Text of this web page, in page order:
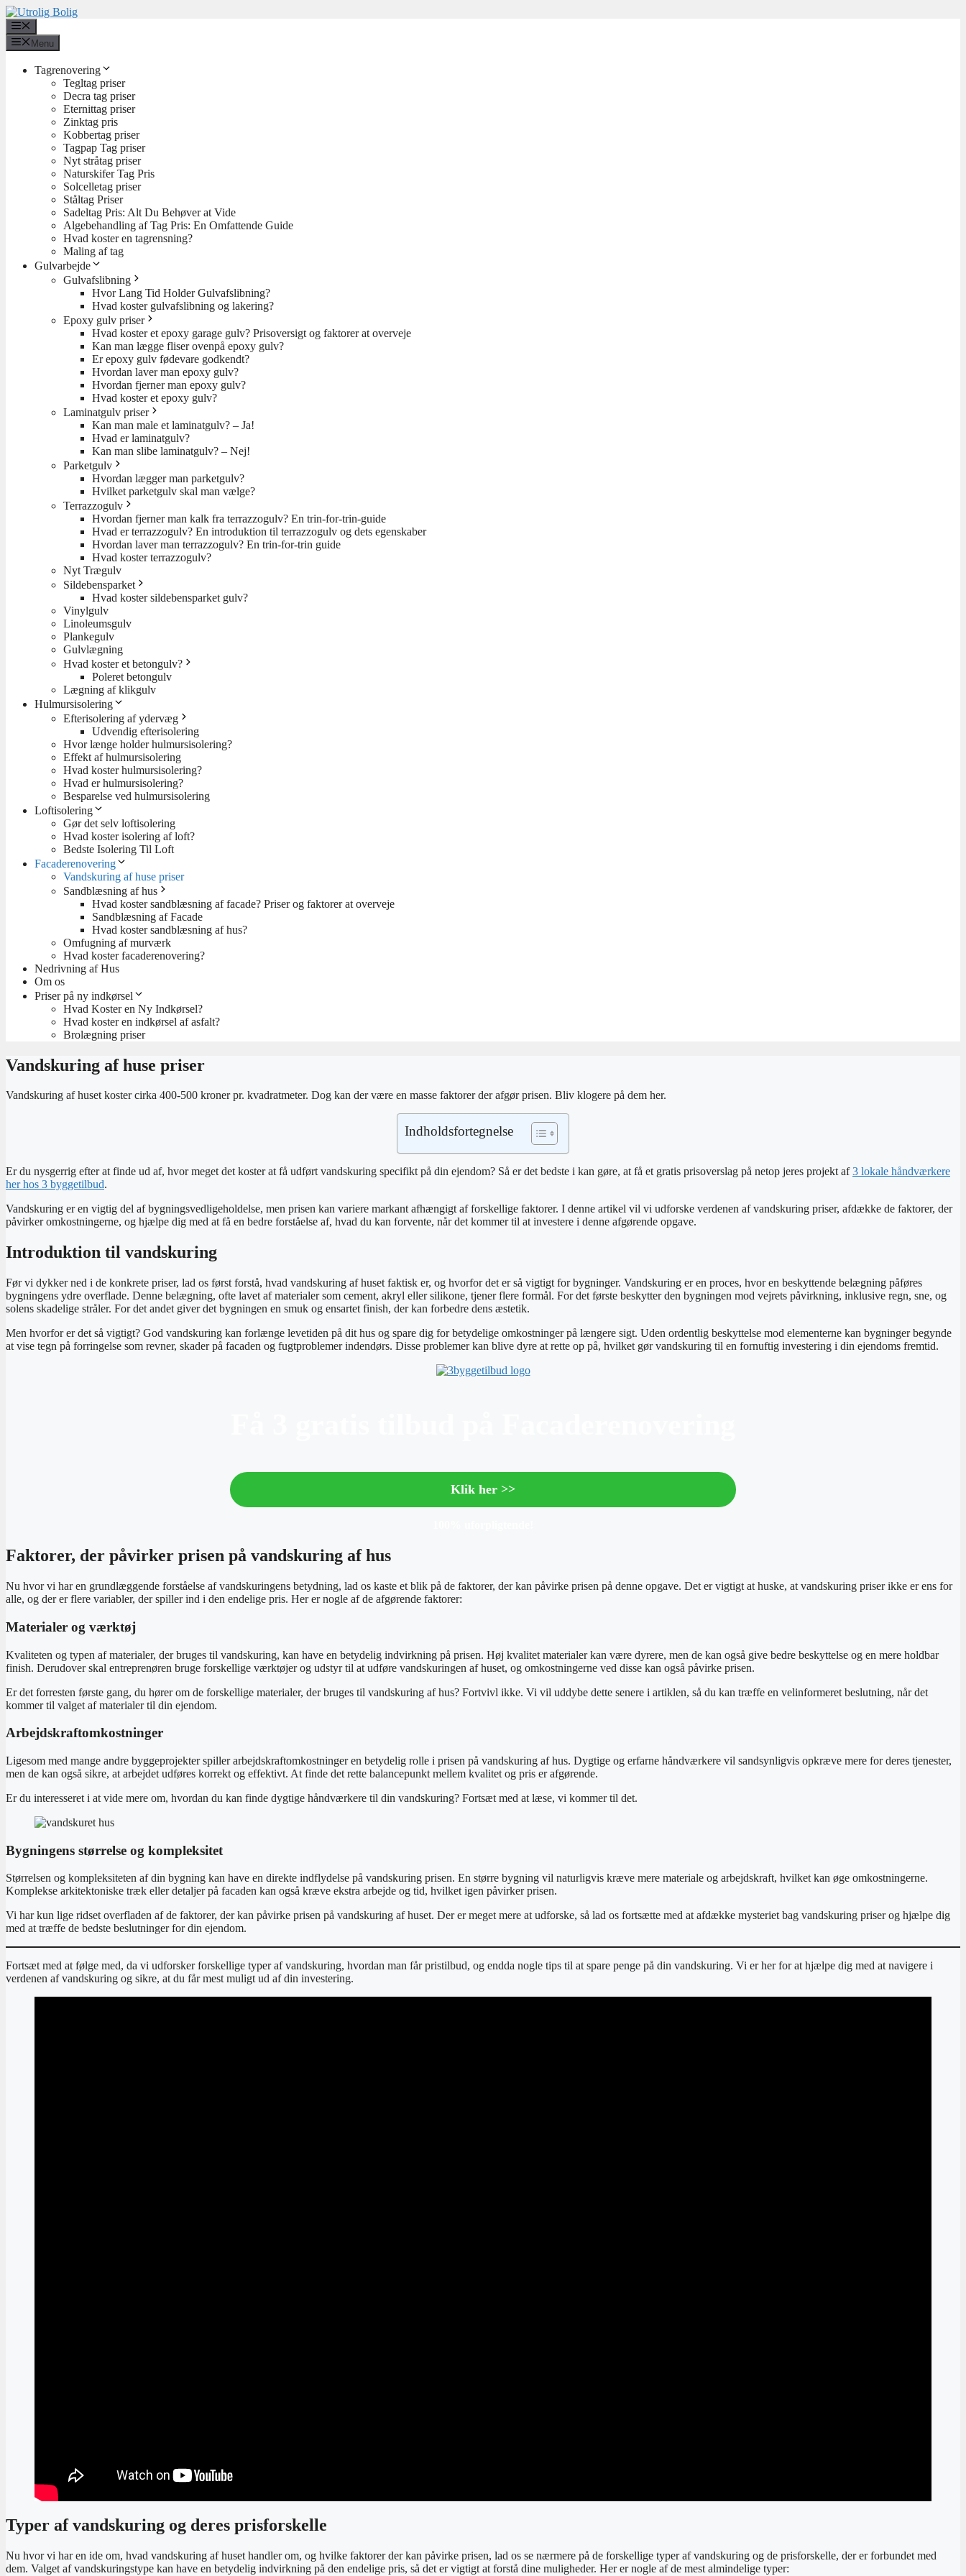
Hop
til
indhold
Menu
Tagrenovering
Tegltag priser
Decra tag priser
Eternittag priser
Zinktag pris
Kobbertag priser
Tagpap Tag priser
Nyt stråtag priser
Naturskifer Tag Pris
Solcelletag priser
Ståltag Priser
Sadeltag Pris: Alt Du Behøver at Vide
Algebehandling af Tag Pris: En Omfattende Guide
Hvad koster en tagrensning?
Maling af tag
Gulvarbejde
Gulvafslibning
Hvor Lang Tid Holder Gulvafslibning?
Hvad koster gulvafslibning og lakering?
Epoxy gulv priser
Hvad koster et epoxy garage gulv? Prisoversigt og faktorer at overveje
Kan man lægge fliser ovenpå epoxy gulv?
Er epoxy gulv fødevare godkendt?
Hvordan laver man epoxy gulv?
Hvordan fjerner man epoxy gulv?
Hvad koster et epoxy gulv?
Laminatgulv priser
Kan man male et laminatgulv? – Ja!
Hvad er laminatgulv?
Kan man slibe laminatgulv? – Nej!
Parketgulv
Hvordan lægger man parketgulv?
Hvilket parketgulv skal man vælge?
Terrazzogulv
Hvordan fjerner man kalk fra terrazzogulv? En trin-for-trin-guide
Hvad er terrazzogulv? En introduktion til terrazzogulv og dets egenskaber
Hvordan laver man terrazzogulv? En trin-for-trin guide
Hvad koster terrazzogulv?
Nyt Trægulv
Sildebensparket
Hvad koster sildebensparket gulv?
Vinylgulv
Linoleumsgulv
Plankegulv
Gulvlægning
Hvad koster et betongulv?
Poleret betongulv
Lægning af klikgulv
Hulmursisolering
Efterisolering af ydervæg
Udvendig efterisolering
Hvor længe holder hulmursisolering?
Effekt af hulmursisolering
Hvad koster hulmursisolering?
Hvad er hulmursisolering?
Besparelse ved hulmursisolering
Loftisolering
Gør det selv loftisolering
Hvad koster isolering af loft?
Bedste Isolering Til Loft
Facaderenovering
Vandskuring af huse priser
Sandblæsning af hus
Hvad koster sandblæsning af facade? Priser og faktorer at overveje
Sandblæsning af Facade
Hvad koster sandblæsning af hus?
Omfugning af murværk
Hvad koster facaderenovering?
Nedrivning af Hus
Om os
Priser på ny indkørsel
Hvad Koster en Ny Indkørsel?
Hvad koster en indkørsel af asfalt?
Brolægning priser
Vandskuring af huse priser
Vandskuring af huset koster cirka 400-500 kroner pr. kvadratmeter. Dog kan der være en masse faktorer der afgør prisen. Bliv klogere på dem her.
Indholdsfortegnelse
Er du nysgerrig efter at finde ud af, hvor meget det koster at få udført vandskuring specifikt på din ejendom? Så er det bedste i kan gøre, at få et gratis prisoverslag på netop jeres projekt af3 lokale håndværkere
her hos 3 byggetilbud.
Vandskuring er en vigtig del af bygningsvedligeholdelse, men prisen kan variere markant afhængigt af forskellige faktorer. I denne artikel vil vi udforske verdenen af ​​vandskuring priser, afdække de faktorer, der
påvirker omkostningerne, og hjælpe dig med at få en bedre forståelse af, hvad du kan forvente, når det kommer til at investere i denne afgørende opgave.
Introduktion til vandskuring
Før vi dykker ned i de konkrete priser, lad os først forstå, hvad vandskuring af huset faktisk er, og hvorfor det er så vigtigt for bygninger. Vandskuring er en proces, hvor en beskyttende belægning påføres
bygningens ydre overflade. Denne belægning, ofte lavet af materialer som cement, akryl eller silikone, tjener flere formål. For det første beskytter den bygningen mod vejrets påvirkning, inklusive regn, sne, og
solens skadelige stråler. For det andet giver det bygningen en smuk og ensartet finish, der kan forbedre dens æstetik.
Men hvorfor er det så vigtigt? God vandskuring kan forlænge levetiden på dit hus og spare dig for betydelige omkostninger på længere sigt. Uden ordentlig beskyttelse mod elementerne kan bygninger begynde
at vise tegn på forringelse som revner, skader på facaden og fugtproblemer indendørs. Disse problemer kan blive dyre at rette op på, hvilket gør vandskuring til en fornuftig investering i din ejendoms fremtid.
Klik her >>
Faktorer, der påvirker prisen på vandskuring af hus
Nu hvor vi har en grundlæggende forståelse af vandskuringens betydning, lad os kaste et blik på de faktorer, der kan påvirke prisen på denne opgave. Det er vigtigt at huske, at vandskuring priser ikke er ens for
alle, og der er flere variabler, der spiller ind i den endelige pris. Her er nogle af de afgørende faktorer:
Materialer og værktøj
Kvaliteten og typen af materialer, der bruges til vandskuring, kan have en betydelig indvirkning på prisen. Høj kvalitet materialer kan være dyrere, men de kan også give bedre beskyttelse og en mere holdbar
finish. Derudover skal entreprenøren bruge forskellige værktøjer og udstyr til at udføre vandskuringen af huset, og omkostningerne ved disse kan også påvirke prisen.
Er det forresten første gang, du hører om de forskellige materialer, der bruges til vandskuring af hus? Fortvivl ikke. Vi vil uddybe dette senere i artiklen, så du kan træffe en velinformeret beslutning, når det
kommer til valget af materialer til din ejendom.
Arbejdskraftomkostninger
Ligesom med mange andre byggeprojekter spiller arbejdskraftomkostninger en betydelig rolle i prisen på vandskuring af hus. Dygtige og erfarne håndværkere vil sandsynligvis opkræve mere for deres tjenester,
men de kan også sikre, at arbejdet udføres korrekt og effektivt. At finde det rette balancepunkt mellem kvalitet og pris er afgørende.
Er du interesseret i at vide mere om, hvordan du kan finde dygtige håndværkere til din vandskuring? Fortsæt med at læse, vi kommer til det.
Bygningens størrelse og kompleksitet
Størrelsen og kompleksiteten af din bygning kan have en direkte indflydelse på vandskuring prisen. En større bygning vil naturligvis kræve mere materiale og arbejdskraft, hvilket kan øge omkostningerne.
Komplekse arkitektoniske træk eller detaljer på facaden kan også kræve ekstra arbejde og tid, hvilket igen påvirker prisen.
Vi har kun lige ridset overfladen af de faktorer, der kan påvirke prisen på vandskuring af huset. Der er meget mere at udforske, så lad os fortsætte med at afdække mysteriet bag vandskuring priser og hjælpe dig
med at træffe de bedste beslutninger for din ejendom.
Fortsæt med at følge med, da vi udforsker forskellige typer af vandskuring, hvordan man får pristilbud, og endda nogle tips til at spare penge på din vandskuring. Vi er her for at hjælpe dig med at navigere i
verdenen af ​​vandskuring og sikre, at du får mest muligt ud af din investering.
Typer af vandskuring og deres prisforskelle
Nu hvor vi har en ide om, hvad vandskuring af huset handler om, og hvilke faktorer der kan påvirke prisen, lad os se nærmere på de forskellige typer af vandskuring og de prisforskelle, der er forbundet med
dem. Valget af vandskuringstype kan have en betydelig indvirkning på den endelige pris, så det er vigtigt at forstå dine muligheder. Her er nogle af de mest almindelige typer: